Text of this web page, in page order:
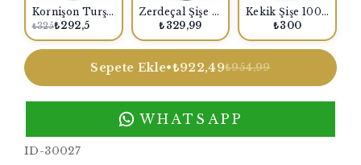
Kornişon Turşusu 1500 Gr.
₺325₺292,5
Zerdeçal Şişe 400 Gr.
₺329,99
Kekik Şişe 100 Gr.
₺300
Sepete Ekle•₺922,49₺954,99
WHATSAPP
ID-30027